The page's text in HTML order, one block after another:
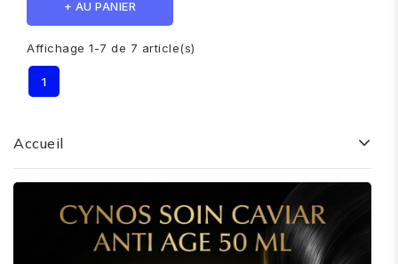
+ AU PANIER
Affichage 1-7 de 7 article(s)
1
Accueil